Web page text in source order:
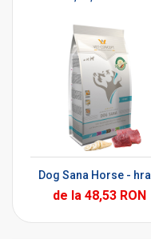
de la 48,53 RON
ADAUGĂ ÎN